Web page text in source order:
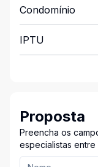
Condomínio
IPTU
Proposta
Preencha os
especialistas entre